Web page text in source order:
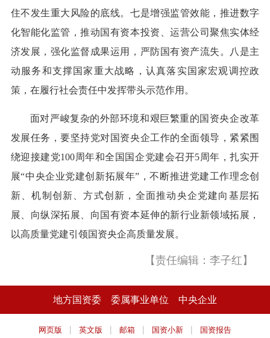
住不发生重大风险的底线。七是增强监管效能，推进数字
化智能化监管，推动国有资本投资、运营公司聚焦实体经
济发展，强化监督成果运用，严防国有资产流失。八是主
动服务和支撑国家重大战略，认真落实国家宏观调控政
策，在履行社会责任中发挥带头示范作用。
面对严峻复杂的外部环境和艰巨繁重的国资央企改革
发展任务，要坚持党对国资央企工作的全面领导，紧紧围
绕迎接建党100周年和全国国企党建会召开5周年，扎实开
展“中央企业党建创新拓展年”，不断推进党建工作理念创
新、机制创新、方式创新，全面推动央企党建向基层拓
展、向纵深拓展、向国有资本延伸的新行业新领域拓展，
以高质量党建引领国资央企高质量发展。
【责任编辑：李子红】
地方国资委 委属事业单位 中央企业
网页版 英文版 邮箱 国资小新 国资报告